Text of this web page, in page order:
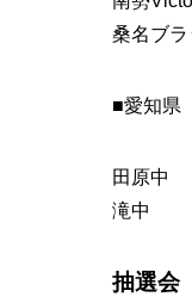
桑名ブ
■愛知県
田原中
滝中
抽選会